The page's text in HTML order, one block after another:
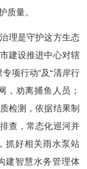
质量。
理是守护这方生态
建设推进中心对辖
项行动”及“清岸行
，劝离捕鱼人员；
检测，依据结果制
查，常态化巡河并
抓好相关雨水泵站
建智慧水务管理体